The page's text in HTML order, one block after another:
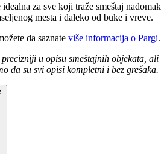
za sve koji traže smeštaj nadomak
mesta i daleko od buke i vreve.
da saznate više informacija o Pargi.
u opisu smeštajnih objekata, ali
da su svi opisi kompletni i bez grešaka.